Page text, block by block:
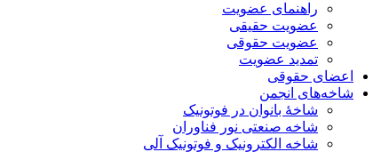
راهنمای عضویت
عضویت حقیقی
عضویت حقوقی
تمدید عضویت
اعضای حقوقی
شاخه‌های انجمن
شاخۀ بانوان در فوتونیک
شاخه صنعتی نور فناوران
شاخه‌ الکترونیک و فوتونیک آلی